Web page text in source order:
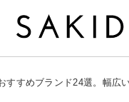
すすめブランド24選。幅広